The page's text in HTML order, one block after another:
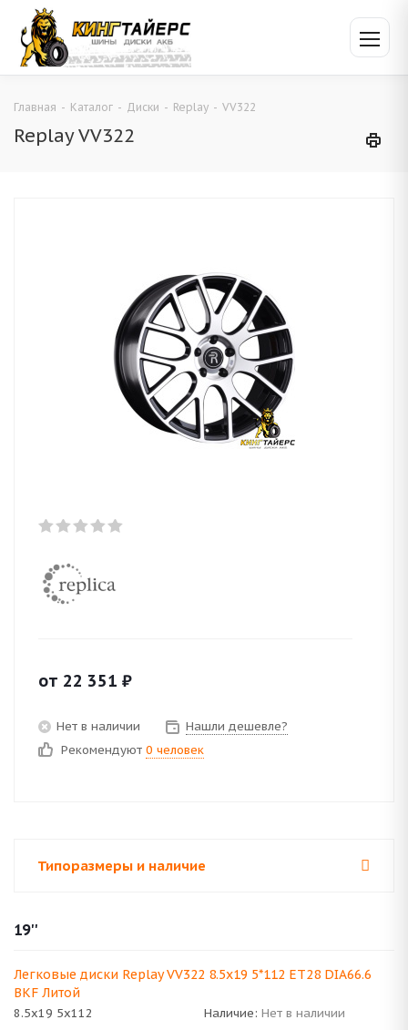
Главная - Каталог - Диски - Replay - VV322
Replay VV322
от 22 351 ₽
Нет в наличии
Нашли дешевле?
Рекомендуют 0 человек
Типоразмеры и наличие
19''
Легковые диски Replay VV322 8.5x19 5*112 ET28 DIA66.6
BKF Литой
8.5x19 5x112 Наличие: Нет в наличии